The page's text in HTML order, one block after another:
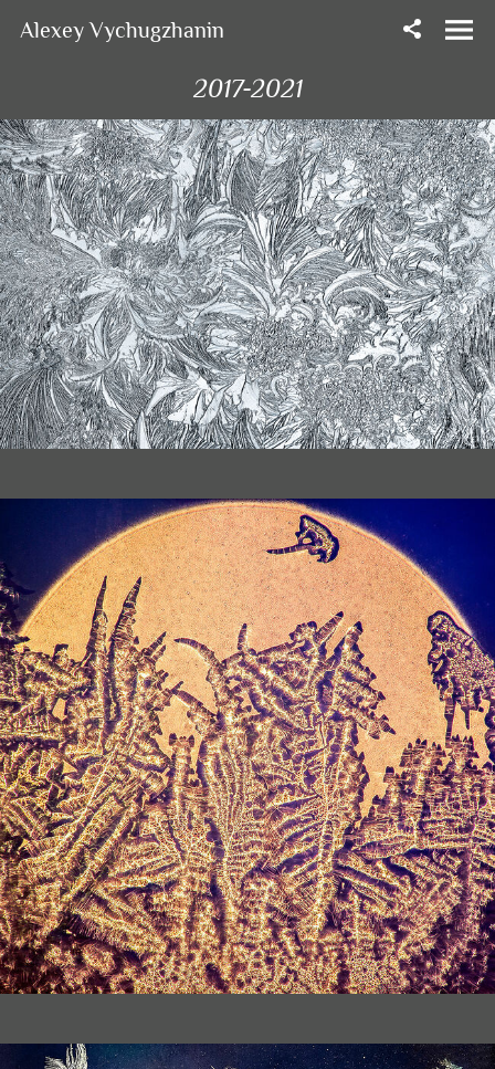
Alexey Vychugzhanin
2017-2021